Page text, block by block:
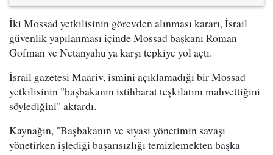
İki Mossad yetkilisinin görevden alınması kararı, İsrail
güvenlik yapılanması içinde Mossad başkanı Roman
Gofman ve Netanyahu'ya karşı tepkiye yol açtı.
İsrail gazetesi Maariv, ismini açıklamadığı bir Mossad
yetkilisinin "başbakanın istihbarat teşkilatını mahvettiğini
söylediğini" aktardı.
Kaynağın, "Başbakanın ve siyasi yönetimin savaşı
yönetirken işlediği başarısızlığı temizlemekten başka